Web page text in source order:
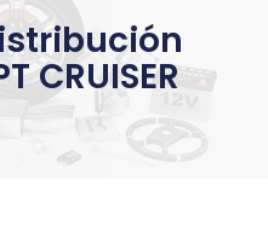
CRUISER